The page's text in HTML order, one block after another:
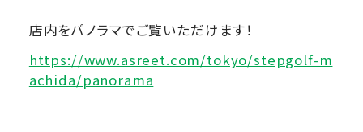
店内をパノラマでご覧いただけます！
https://www.asreet.com/tokyo/stepgolf-m
achida/panorama